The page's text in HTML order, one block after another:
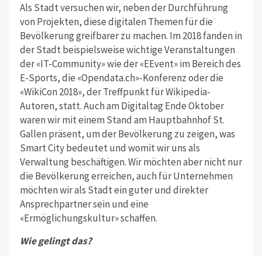
Als Stadt versuchen wir, neben der Durch­führung
von Projekten, diese digitalen Themen für die
Bevölkerung greifbarer zu machen. Im 2018 fanden in
der Stadt beispielsweise wichtige Veranstaltungen
der «IT-Community» wie der «EEvent» im Bereich des
E-Sports, die «Opendata.ch»-Konferenz oder die
«Wiki­Con 2018», der Treffpunkt für Wikipedia-
Autoren, statt. Auch am Digitaltag Ende Oktober
waren wir mit einem Stand am Hauptbahnhof St.
Gallen präsent, um der Bevölkerung zu zeigen, was
Smart City be­deutet und womit wir uns als
Verwaltung beschäftigen. Wir möchten aber nicht nur
die Bevölkerung erreichen, auch für Unternehmen
möchten wir als Stadt ein guter und direkter
Ansprechpartner sein und eine
«Ermöglichungskultur» schaffen.
Wie gelingt das?